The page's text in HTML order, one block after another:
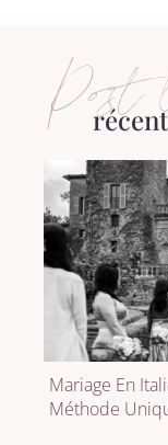
Post
récent
Mariage En
Méthode